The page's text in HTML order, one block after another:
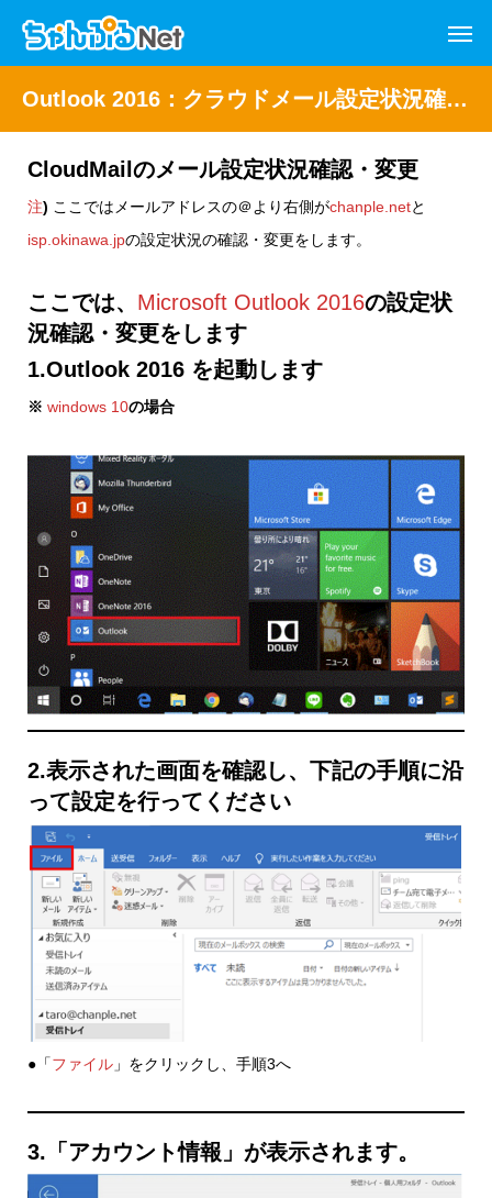
Outlook 2016：クラウドメール設定状況確認・変更
CloudMailのメール設定状況確認・変更
注) ここではメールアドレスの＠より右側がchanple.netと
isp.okinawa.jpの設定状況の確認・変更をします。
ここでは、 Microsoft Outlook 2016の設定状
況確認・変更をします
1.Outlook 2016 を起動します
※ windows 10の場合
2.表示された画面を確認し、下記の手順に沿
って設定を行ってください
●「ファイル 」をクリックし、手順3へ
3.「アカウント情報」が表示されます。